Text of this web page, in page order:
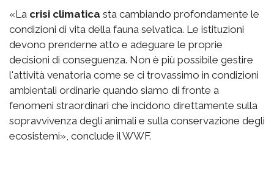
«La crisi climatica sta cambiando profondamente le
condizioni di vita della fauna selvatica. Le istituzioni
devono prenderne atto e adeguare le proprie
decisioni di conseguenza. Non è più possibile gestire
l'attività venatoria come se ci trovassimo in condizioni
ambientali ordinarie quando siamo di fronte a
fenomeni straordinari che incidono direttamente sulla
sopravvivenza degli animali e sulla conservazione degli
ecosistemi», conclude il WWF.